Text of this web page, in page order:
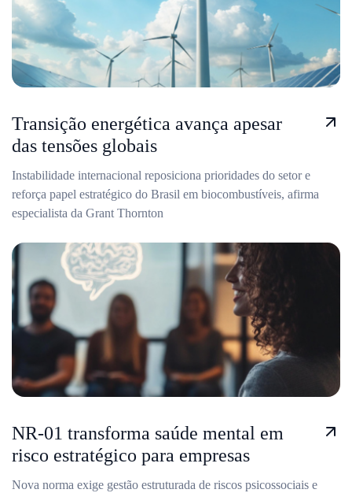
Transição energética avança apesar
das tensões globais
Instabilidade internacional reposiciona prioridades do setor e
reforça papel estratégico do Brasil em biocombustíveis, afirma
especialista da Grant Thornton
NR-01 transforma saúde mental em
risco estratégico para empresas
Nova norma exige gestão estruturada de riscos psicossociais e